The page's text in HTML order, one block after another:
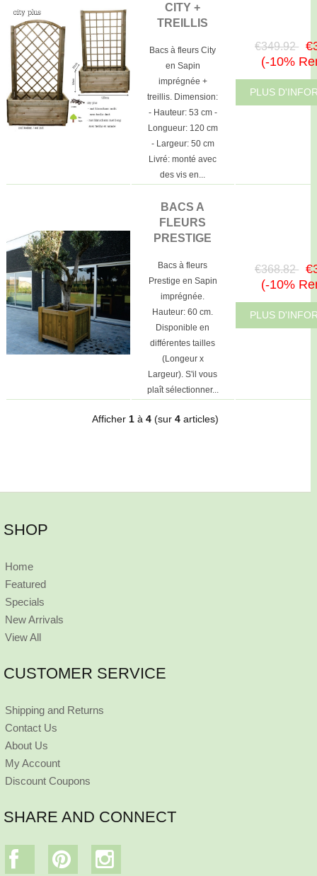
CITY +
TREILLIS
Bacs à fleurs City
en Sapin
imprégnée +
treillis. Dimension:
- Hauteur: 53 cm -
Longueur: 120 cm
- Largeur: 50 cm
Livré: monté avec
des vis en...
€349.92
(-10%
PLUS
BACS A
FLEURS
PRESTIGE
Bacs à fleurs
Prestige en Sapin
imprégnée.
Hauteur: 60 cm.
Disponible en
différentes tailles
(Longeur x
Largeur). S'il vous
plaît sélectionner...
€368.82
(-10%
PLUS
Afficher 1 à4 (sur4 articles)
SHOP
Home
Featured
Specials
New Arrivals
View All
CUSTOMER SERVICE
Shipping and Returns
Contact Us
About Us
My Account
Discount Coupons
SHARE AND CONNECT